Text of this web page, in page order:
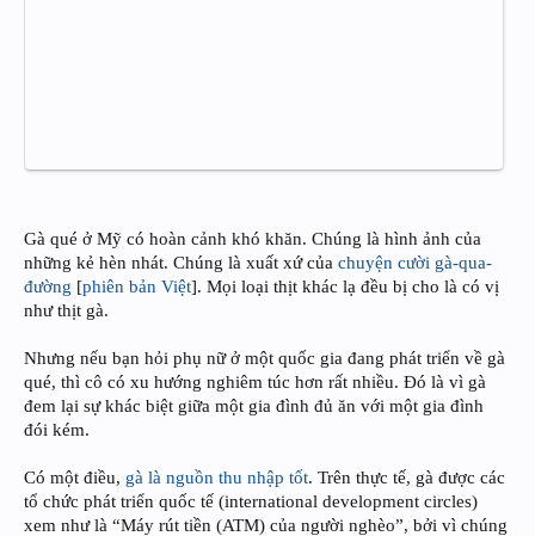
Gà qué ở Mỹ có hoàn cảnh khó khăn. Chúng là hình ảnh của
những kẻ hèn nhát. Chúng là xuất xứ của chuyện cười gà-qua-
đường [phiên bản Việt]. Mọi loại thịt khác lạ đều bị cho là có vị
như thịt gà.
Nhưng nếu bạn hỏi phụ nữ ở một quốc gia đang phát triển về gà
qué, thì cô có xu hướng nghiêm túc hơn rất nhiều. Đó là vì gà
đem lại sự khác biệt giữa một gia đình đủ ăn với một gia đình
đói kém.
Có một điều, gà là nguồn thu nhập tốt. Trên thực tế, gà được các
tổ chức phát triển quốc tế (international development circles)
xem như là “Máy rút tiền (ATM) của người nghèo”, bởi vì chúng